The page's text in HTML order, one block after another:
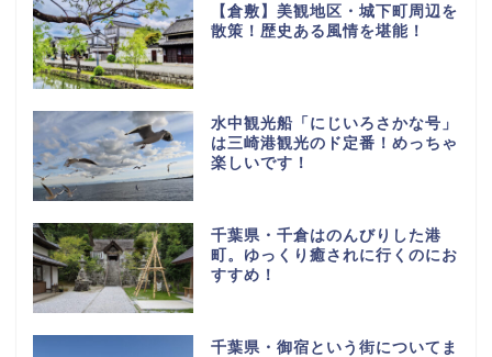
【倉敷】美観地区・城下町周辺を
散策！歴史ある風情を堪能！
水中観光船「にじいろさかな号」
は三崎港観光のド定番！めっちゃ
楽しいです！
千葉県・千倉はのんびりした港
町。ゆっくり癒されに行くのにお
すすめ！
千葉県・御宿という街についてま